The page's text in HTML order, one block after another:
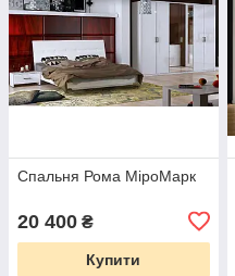
Спальня Рома МіроМарк
20 400 ₴
Купити